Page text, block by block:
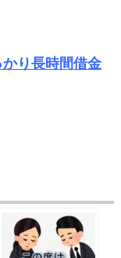
かり長時間借金